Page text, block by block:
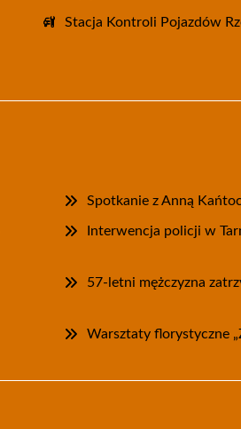
Stacja Kontroli Pojazdów
Spotkanie z Anną
Interwencja policji w
57-letni mężczyzna
Warsztaty florystyczne